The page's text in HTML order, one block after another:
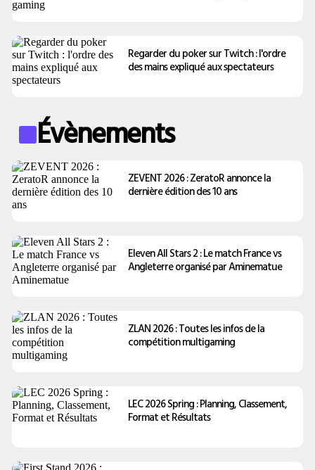
Regarder du poker sur Twitch : l'ordre
des mains expliqué aux spectateurs
Évènements
ZEVENT 2026 : ZeratoR annonce la
dernière édition des 10 ans
Eleven All Stars 2 : Le match France vs
Angleterre organisé par Aminematue
ZLAN 2026 : Toutes les infos de la
compétition multigaming
LEC 2026 Spring : Planning, Classement,
Format et Résultats